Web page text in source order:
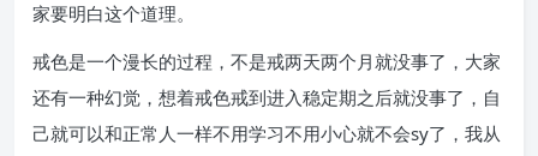
家要明白这个道理。
戒色是一个漫长的过程，不是戒两天两个月就没事了，大家
还有一种幻觉，想着戒色戒到进入稳定期之后就没事了，自
己就可以和正常人一样不用学习不用小心就不会sy了，我从